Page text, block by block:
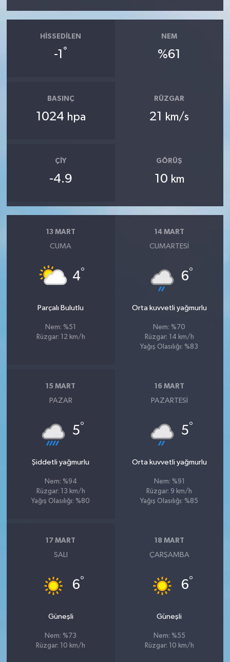
HISSEDILEN
-1 °
NEM
%61
BASINÇ
1024 hpa
RÜZGAR
21 km/s
ÇIY
-4.9
GÖRÜŞ
10 km
13 MART
CUMA
4°
Parçalı Bulutlu
Nem: %51
Rüzgar: 12 km/h
14 MART
CUMARTESI
6°
Orta kuvvetli yağmurlu
Nem: %70
Rüzgar: 14 km/h
Yağış Olasılığı: %83
15 MART
PAZAR
5°
Şiddetli yağmurlu
Nem: %94
Rüzgar: 13 km/h
Yağış Olasılığı: %80
16 MART
PAZARTESI
5°
Orta kuvvetli yağmurlu
Nem: %91
Rüzgar: 9 km/h
Yağış Olasılığı: %85
17 MART
SALI
6°
Güneşli
Nem: %73
Rüzgar: 10 km/h
18 MART
ÇARŞAMBA
6°
Güneşli
Nem: %55
Rüzgar: 10 km/h